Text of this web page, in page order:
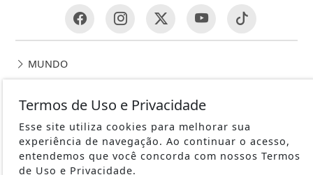
MUNDO
TECNOLOGIA & INOVAÇÃO
EDUCAÇÃO
POLICIAL
ECONOMIA
Termos de Uso e Privacidade
Esse site utiliza cookies para melhorar sua
experiência de navegação. Ao continuar o acesso,
entendemos que você concorda com nossos Termos
de Uso e Privacidade.